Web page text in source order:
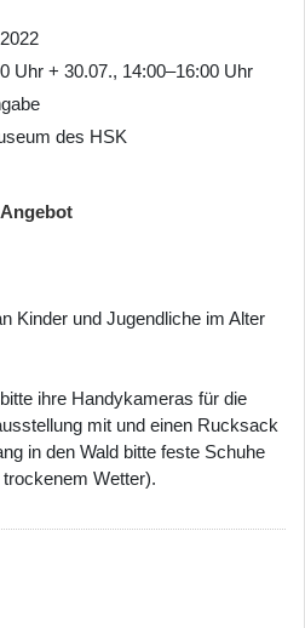
Uhr + 30.07., 14:00–16:00 Uhr
des HSK
Kinder und Jugendliche im Alter
ihre Handykameras für die
mit und einen Rucksack
in den Wald bitte feste Schuhe
Wetter).